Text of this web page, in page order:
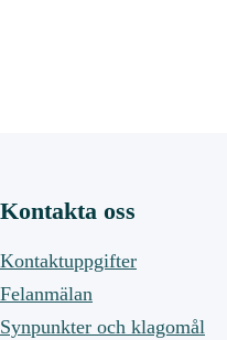
Kontakta oss
Kontaktuppgifter
Felanmälan
Synpunkter och klagomål